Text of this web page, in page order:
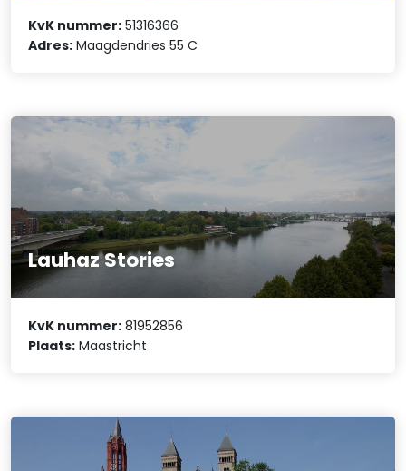
KvK nummer: 51316366
Adres: Maagdendries 55 C
Lauhaz Stories
KvK nummer: 81952856
Plaats: Maastricht